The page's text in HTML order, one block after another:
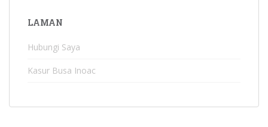
LAMAN
Hubungi Saya
Kasur Busa Inoac